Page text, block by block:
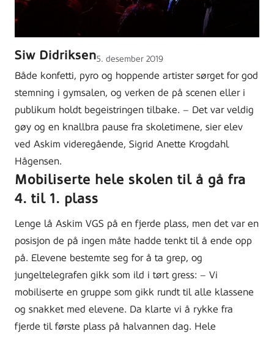
Siw DidriksenLagt
5. desember 2019
Både konfetti, pyro og hoppende artister sørget for god
stemning i gymsalen, og verken de på scenen eller i
publikum holdt begeistringen tilbake. – Det var veldig
gøy og en knallbra pause fra skoletimene, sier elev
ved Askim videregående, Sigrid Anette Krogdahl
Hågensen.
Mobiliserte hele skolen til å gå fra
4. til 1. plass
Lenge lå Askim VGS på en fjerde plass, men det var en
posisjon de på ingen måte hadde tenkt til å ende opp
på. Elevene bestemte seg for å ta grep, og
jungeltelegrafen gikk som ild i tørt gress: – Vi
mobiliserte en gruppe som gikk rundt til alle klassene
og snakket med elevene. Da klarte vi å rykke fra
fjerde til første plass på halvannen dag. Hele